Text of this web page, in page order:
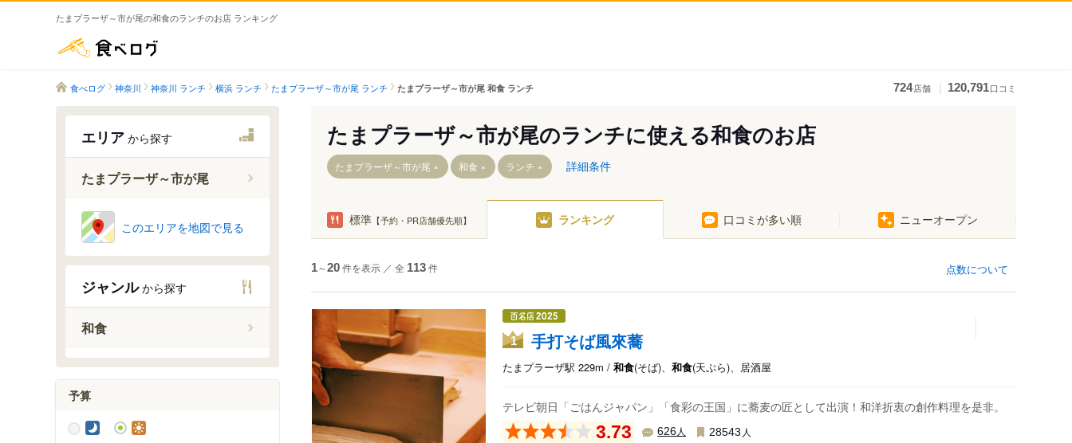
たまプラーザ～市が尾の和食のランチのお店 ランキング
食べログ 神奈川 神奈川 ランチ 横浜 ランチ たまプラーザ～市が尾 ランチ たまプラーザ～市が尾 和食 ランチ 724店舗 120,791口コミ
エリア から探す
たまプラーザ～市が尾
たまプラーザ駅
このエリアを地図で見る
ジャンルから探す
和食
予算
たまプラーザ～市が尾のランチに使える和食のお店
たまプラーザ～市が尾 和食 ランチ 詳細条件
標準【予約・PR店舗優先順】 ランキング 口コミが多い順 ニューオープン
点数について
1～20件を表示 ／ 全 113件
1 手打そば風來蕎
たまプラーザ駅 229m / 和食(そば)、 和食(天ぷら)、居酒屋
テレビ朝日「ごはんジャパン」「食彩の王国」に蕎麦の匠として出演！和洋折衷の創作料理を是非。
3.73 626人 28543 人